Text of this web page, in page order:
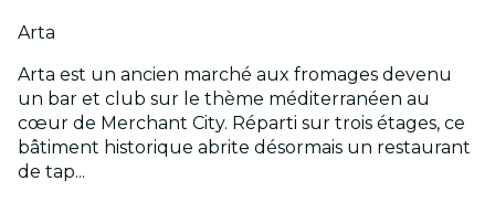
Arta
Arta est un ancien marché aux fromages devenu
un bar et club sur le thème méditerranéen au
cœur de Merchant City. Réparti sur trois étages, ce
bâtiment historique abrite désormais un restaurant
de tap...